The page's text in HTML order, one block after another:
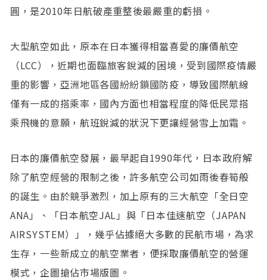
圓，是2010年日航破產重整後最嚴重的虧損。
大型航空如此，原本在日本獲得相當喜愛的廉價航空
（LCC），近期也面臨旅客銳減的困境，受到國際疫情嚴
重的影響，亞洲地區各國紛紛鎖國防疫，導致國際航線
僅有一成的搭乘率，國內方面也相當程度的降低民眾搭
乘飛機的意願，航班銳減的狀況下更讓經營雪上加霜。
日本的廉價航空發展，最早起自1990年代，日本政府解
除了航空經營的限制之後，許多航空公司如雨後春筍般
的誕生。由於競爭激烈，加上原有的三大航空「全日空
ANA」、「日本航空JAL」與「日本佳速航空（JAPAN
AIRSYSTEM）」，幾乎佔據絕大多數的民航市場，為求
生存，一些新成立的航空業者，便採取廉價航空的營運
模式，企圖搶佔市場版圖。